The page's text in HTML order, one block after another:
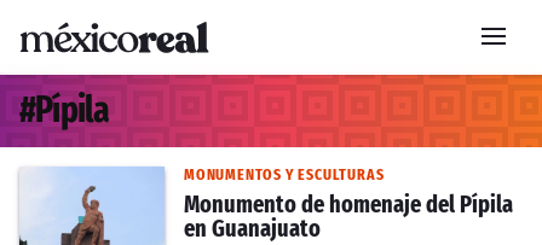
#Pípila
MONUMENTOS Y ESCULTURAS
Monumento de homenaje del Pípila
en Guanajuato